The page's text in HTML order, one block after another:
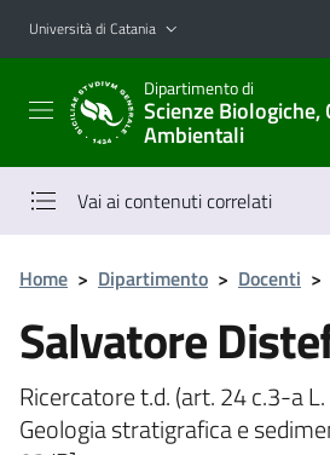
Vai al contenuto principale
Vai al menu di navigazione
Università di Catania
Dipartimento di
Scienze Biologiche,
Ambientali
Vai ai contenuti correlati
Home > Dipartimento > Docenti >
Salvatore
Ricercatore t.d. (art. 24 c.3-a
Geologia stratigrafica e